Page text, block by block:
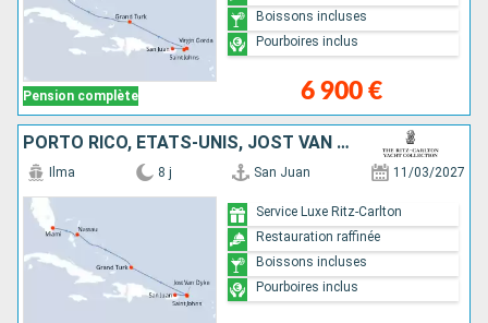
Pension complète 6 900 €
Boissons incluses
Pourboires inclus
PORTO RICO, ÉTATS-UNIS, JOST VAN DYKE, ÎLES TURQUES-ET-CAÏQUES, BAHAMAS
Ilma 8 j San Juan 11/03/2027
Service Luxe Ritz-Carlton
Restauration raffinée
Boissons incluses
Pourboires inclus